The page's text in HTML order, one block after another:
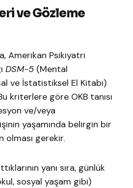
ve Gözleme
Amerikan Psikiyatri
DSM-5 (Mental
ve İstatistiksel El Kitabı)
kriterlere göre OKB tanısı
ve/veya
yaşamında belirgin bir
olması gerekir.
yanı sıra, günlük
sosyal yaşam gibi)